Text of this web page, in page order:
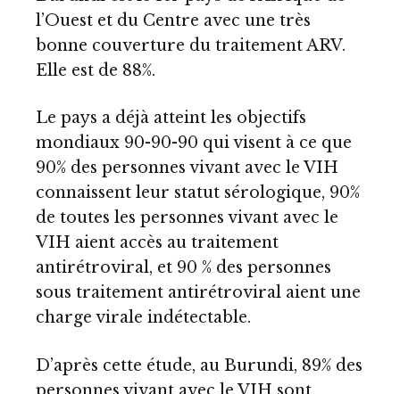
l’Ouest et du Centre avec une très
bonne couverture du traitement ARV.
Elle est de 88%.
Le pays a déjà atteint les objectifs
mondiaux 90-90-90 qui visent à ce que
90% des personnes vivant avec le VIH
connaissent leur statut sérologique, 90%
de toutes les personnes vivant avec le
VIH aient accès au traitement
antirétroviral, et 90 % des personnes
sous traitement antirétroviral aient une
charge virale indétectable.
D’après cette étude, au Burundi, 89% des